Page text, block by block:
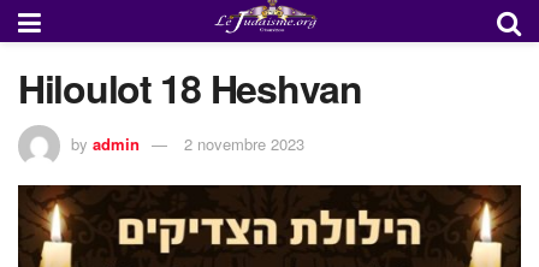
Hiloulot 18 Heshvan
by admin 2 novembre 2023